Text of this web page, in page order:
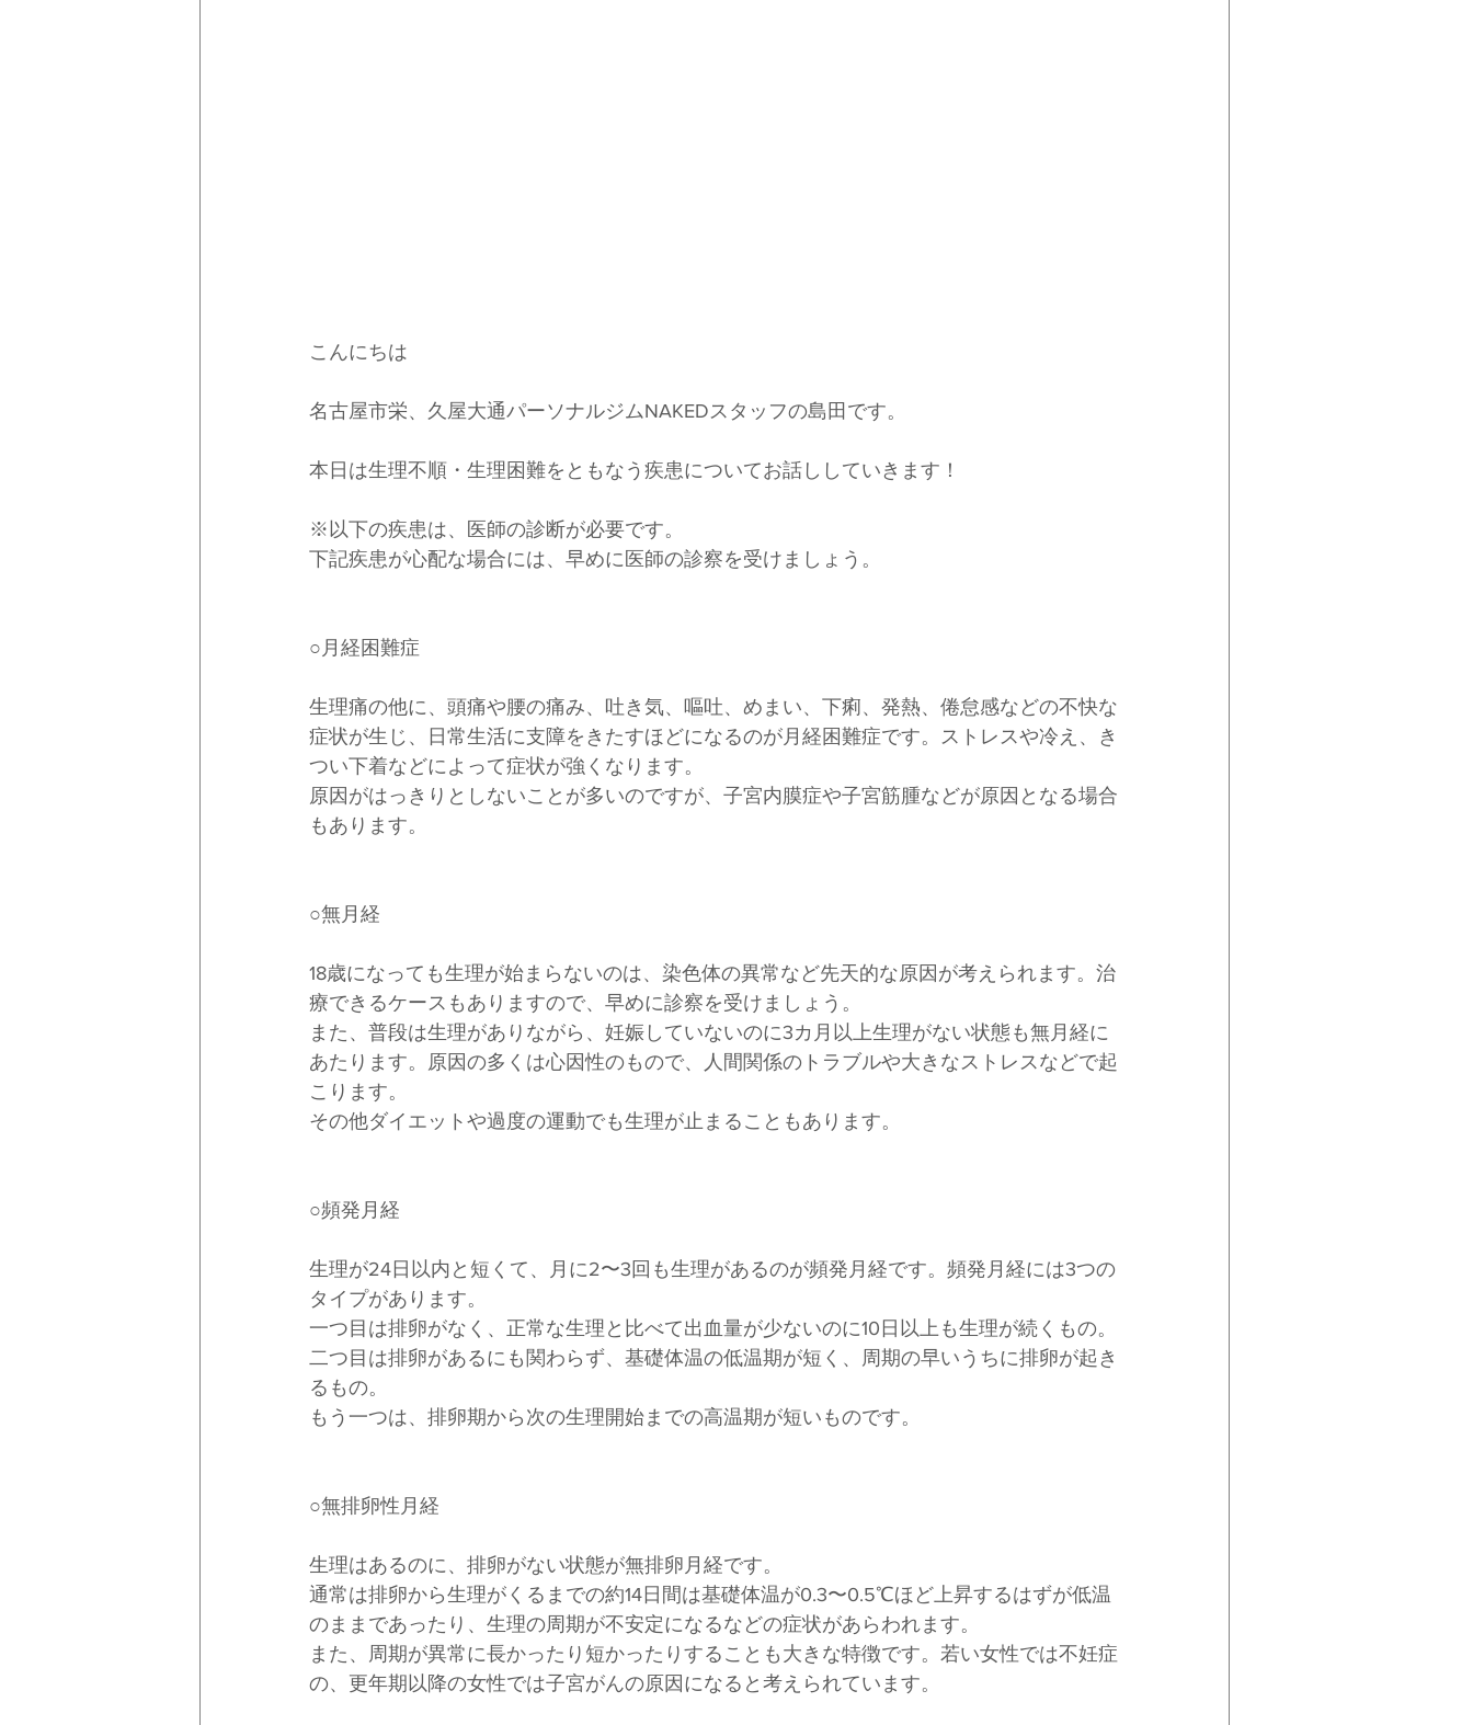
こんにちは
名古屋市栄、久屋大通パーソナルジムNAKEDスタッフの島田です。
本日は生理不順・生理困難をともなう疾患についてお話ししていきます！
※以下の疾患は、医師の診断が必要です。
下記疾患が心配な場合には、早めに医師の診察を受けましょう。
○月経困難症
生理痛の他に、頭痛や腰の痛み、吐き気、嘔吐、めまい、下痢、発熱、倦怠感などの不快な
症状が生じ、日常生活に支障をきたすほどになるのが月経困難症です。ストレスや冷え、き
つい下着などによって症状が強くなります。
原因がはっきりとしないことが多いのですが、子宮内膜症や子宮筋腫などが原因となる場合
もあります。
○無月経
18歳になっても生理が始まらないのは、染色体の異常など先天的な原因が考えられます。治
療できるケースもありますので、早めに診察を受けましょう。
また、普段は生理がありながら、妊娠していないのに3カ月以上生理がない状態も無月経に
あたります。原因の多くは心因性のもので、人間関係のトラブルや大きなストレスなどで起
こります。
その他ダイエットや過度の運動でも生理が止まることもあります。
○頻発月経
生理が24日以内と短くて、月に2〜3回も生理があるのが頻発月経です。頻発月経には3つの
タイプがあります。
一つ目は排卵がなく、正常な生理と比べて出血量が少ないのに10日以上も生理が続くもの。
二つ目は排卵があるにも関わらず、基礎体温の低温期が短く、周期の早いうちに排卵が起き
るもの。
もう一つは、排卵期から次の生理開始までの高温期が短いものです。
○無排卵性月経
生理はあるのに、排卵がない状態が無排卵月経です。
通常は排卵から生理がくるまでの約14日間は基礎体温が0.3〜0.5℃ほど上昇するはずが低温
のままであったり、生理の周期が不安定になるなどの症状があらわれます。
また、周期が異常に長かったり短かったりすることも大きな特徴です。若い女性では不妊症
の、更年期以降の女性では子宮がんの原因になると考えられています。